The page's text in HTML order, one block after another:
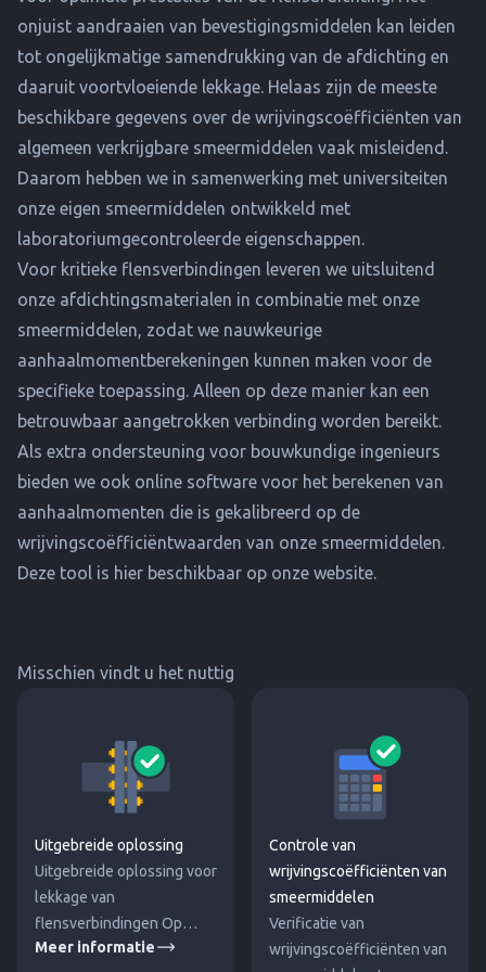
onjuist aandraaien van bevestigingsmiddelen kan leiden
tot ongelijkmatige samendrukking van de afdichting en
daaruit voortvloeiende lekkage. Helaas zijn de meeste
beschikbare gegevens over de wrijvingscoëfficiënten van
algemeen verkrijgbare smeermiddelen vaak misleidend.
Daarom hebben we in samenwerking met universiteiten
onze eigen smeermiddelen ontwikkeld met
laboratoriumgecontroleerde eigenschappen.
Voor kritieke flensverbindingen leveren we uitsluitend
onze afdichtingsmaterialen in combinatie met onze
smeermiddelen, zodat we nauwkeurige
aanhaalmomentberekeningen kunnen maken voor de
specifieke toepassing. Alleen op deze manier kan een
betrouwbaar aangetrokken verbinding worden bereikt.
Als extra ondersteuning voor bouwkundige ingenieurs
bieden we ook online software voor het berekenen van
aanhaalmomenten die is gekalibreerd op de
wrijvingscoëfficiëntwaarden van onze smeermiddelen.
Deze tool is hier beschikbaar op onze website.
Misschien vindt u het nuttig
Uitgebreide oplossing
Uitgebreide oplossing voor
lekkage van
flensverbindingen Op
basis van een analyse door
Meer informatie
Controle van
wrijvingscoëfficiënten van
smeermiddelen
Verificatie van
wrijvingscoëfficiënten van